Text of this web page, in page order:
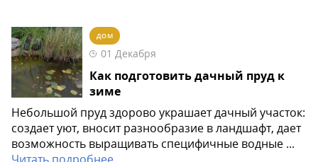
ДОМ
01 Декабря
Как подготовить дачный пруд к
зиме
Небольшой пруд здорово украшает дачный участок:
создает уют, вносит разнообразие в ландшафт, дает
возможность выращивать специфичные водные ...